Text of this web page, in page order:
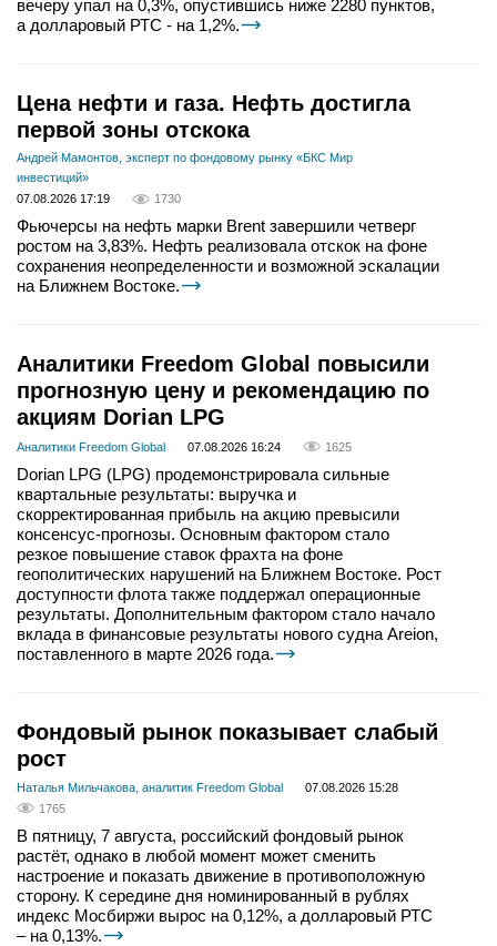
вечеру упал на 0,3%, опустившись ниже 2280 пунктов,
а долларовый РТС - на 1,2%.
Цена нефти и газа. Нефть достигла
первой зоны отскока
Андрей Мамонтов, эксперт по фондовому рынку «БКС Мир
инвестиций»
07.08.2026 17:19
1730
Фьючерсы на нефть марки Brent завершили четверг
ростом на 3,83%. Нефть реализовала отскок на фоне
сохранения неопределенности и возможной эскалации
на Ближнем Востоке.
Аналитики Freedom Global повысили
прогнозную цену и рекомендацию по
акциям Dorian LPG
Аналитики Freedom Global 07.08.2026 16:24 1625
Dorian LPG (LPG) продемонстрировала сильные
квартальные результаты: выручка и
скорректированная прибыль на акцию превысили
консенсус-прогнозы. Основным фактором стало
резкое повышение ставок фрахта на фоне
геополитических нарушений на Ближнем Востоке. Рост
доступности флота также поддержал операционные
результаты. Дополнительным фактором стало начало
вклада в финансовые результаты нового судна Areion,
поставленного в марте 2026 года.
Фондовый рынок показывает слабый
рост
Наталья Мильчакова, аналитик Freedom Global
07.08.2026 15:28
1765
В пятницу, 7 августа, российский фондовый рынок
растёт, однако в любой момент может сменить
настроение и показать движение в противоположную
сторону. К середине дня номинированный в рублях
индекс Мосбиржи вырос на 0,12%, а долларовый РТС
– на 0,13%.